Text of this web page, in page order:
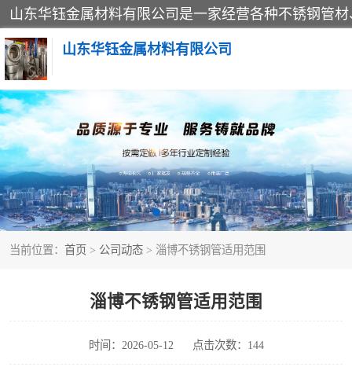
山东华钰金属材料有限公司
当前位置： 首页 > 公司动态 > 淄博不锈钢管适用范围
淄博不锈钢管适用范围
时间：2026-05-12 点击次数：144
不锈钢管
管件标准件
不锈钢人孔
不锈钢角钢